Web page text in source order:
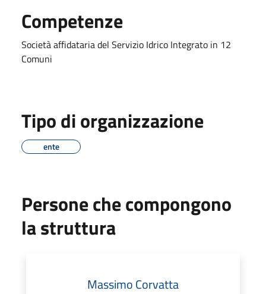
Competenze
Società affidataria del Servizio Idrico Integrato in 12
Comuni
Tipo di organizzazione
ente
Persone che compongono
la struttura
Massimo Corvatta